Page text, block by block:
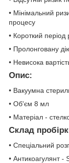
• Мінімальний
процесу
• Короткий період
• Пролонговану
• Невисока
Опис:
• Вакуумна
• Об'єм 8 мл
• Матеріал -
Склад
• Спеціальний
• Антикоагулянт